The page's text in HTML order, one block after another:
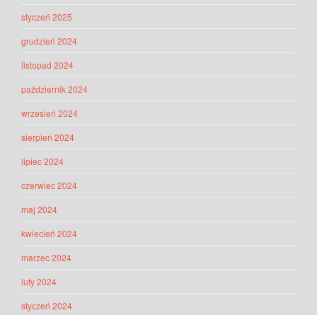
styczeń 2025
grudzień 2024
listopad 2024
październik 2024
wrzesień 2024
sierpień 2024
lipiec 2024
czerwiec 2024
maj 2024
kwiecień 2024
marzec 2024
luty 2024
styczeń 2024